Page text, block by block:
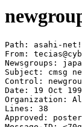
Path: asahi-
From:
Newsgroups:
Subject: cmsg
Control:
Date: 19 Oct
Organization:
Lines: 38
Approved: poster